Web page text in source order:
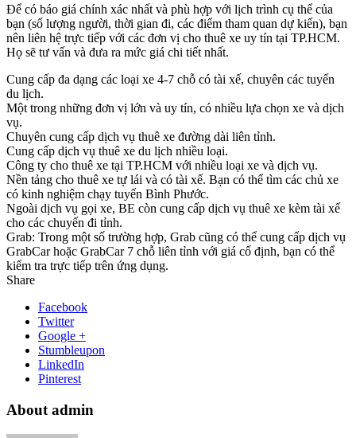
Để có báo giá chính xác nhất và phù hợp với lịch trình cụ thể của
bạn (số lượng người, thời gian đi, các điểm tham quan dự kiến), bạn
nên liên hệ trực tiếp với các đơn vị cho thuê xe uy tín tại TP.HCM.
Họ sẽ tư vấn và đưa ra mức giá chi tiết nhất.
Cung cấp đa dạng các loại xe 4-7 chỗ có tài xế, chuyên các tuyến
du lịch.
Một trong những đơn vị lớn và uy tín, có nhiều lựa chọn xe và dịch
vụ.
Chuyên cung cấp dịch vụ thuê xe đường dài liên tỉnh.
Cung cấp dịch vụ thuê xe du lịch nhiều loại.
Công ty cho thuê xe tại TP.HCM với nhiều loại xe và dịch vụ.
Nền tảng cho thuê xe tự lái và có tài xế. Bạn có thể tìm các chủ xe
có kinh nghiệm chạy tuyến Bình Phước.
Ngoài dịch vụ gọi xe, BE còn cung cấp dịch vụ thuê xe kèm tài xế
cho các chuyến đi tỉnh.
Grab: Trong một số trường hợp, Grab cũng có thể cung cấp dịch vụ
GrabCar hoặc GrabCar 7 chỗ liên tỉnh với giá cố định, bạn có thể
kiểm tra trực tiếp trên ứng dụng.
Share
Facebook
Twitter
Google +
Stumbleupon
LinkedIn
Pinterest
About admin